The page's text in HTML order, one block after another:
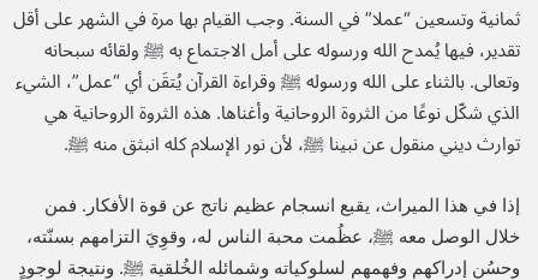
ثمانية وتسعين “عملا” في السنة. وجب القيام بها مرة في الشهر على أقل
تقدير، فيها يُمدح الله ورسوله على أمل الاجتماع به ﷺ ولقائه سبحانه
وتعالى. بالثناء على الله ورسوله ﷺ وقراءة القرآن يُتقَن أي “عمل”، الشيء
الذي شكّل نوعًا من الثروة الروحانية وأغناها. هذه الثروة الروحانية هي
توارث ديني منقول عن نبينا ﷺ، لأن نور الإسلام كله انبثق منه ﷺ.
إذا في هذا الميراث، يقبع انسجام عظيم ناتج عن قوة الأفكار. فمن
خلال الوصل معه ﷺ، عظُمت محبة الناس له، وقوِيَ التزامهم بسنّته،
وحسُن إدراكهم وفهمهم لسلوكياته وشمائله الخُلقية ﷺ. ونتيجة لوجودٍ